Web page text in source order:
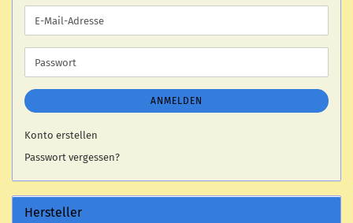
E-
Mail-
Adresse
Passwort
ANMELDEN
Konto erstellen
Passwort vergessen?
Hersteller